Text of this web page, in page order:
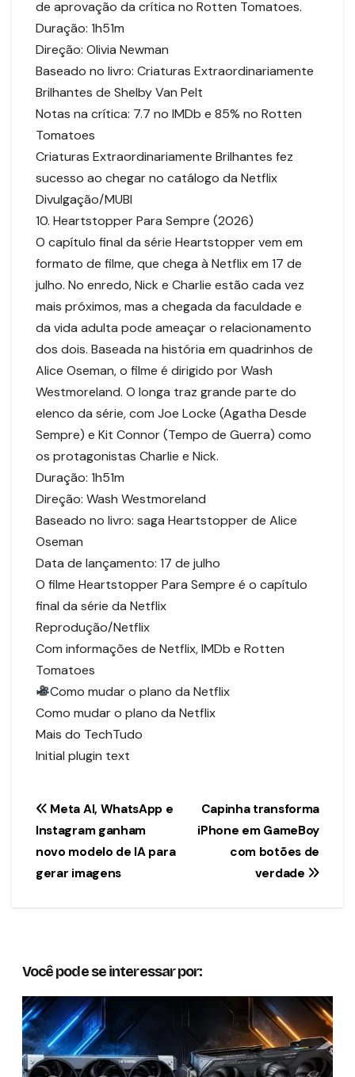
de aprovação da crítica no Rotten Tomatoes.
Duração: 1h51m
Direção: Olivia Newman
Baseado no livro: Criaturas Extraordinariamente
Brilhantes de Shelby Van Pelt
Notas na crítica: 7.7 no IMDb e 85% no Rotten
Tomatoes
Criaturas Extraordinariamente Brilhantes fez
sucesso ao chegar no catálogo da Netflix
Divulgação/MUBI
10. Heartstopper Para Sempre (2026)
O capítulo final da série Heartstopper vem em
formato de filme, que chega à Netflix em 17 de
julho. No enredo, Nick e Charlie estão cada vez
mais próximos, mas a chegada da faculdade e
da vida adulta pode ameaçar o relacionamento
dos dois. Baseada na história em quadrinhos de
Alice Oseman, o filme é dirigido por Wash
Westmoreland. O longa traz grande parte do
elenco da série, com Joe Locke (Agatha Desde
Sempre) e Kit Connor (Tempo de Guerra) como
os protagonistas Charlie e Nick.
Duração: 1h51m
Direção: Wash Westmoreland
Baseado no livro: saga Heartstopper de Alice
Oseman
Data de lançamento: 17 de julho
O filme Heartstopper Para Sempre é o capítulo
final da série da Netflix
Reprodução/Netflix
Com informações de Netflix, IMDb e Rotten
Tomatoes
Como mudar o plano da Netflix
Como mudar o plano da Netflix
Mais do TechTudo
Initial plugin text
Navegação
de
Post
Capinha transforma
iPhone em GameBoy
com botões de
verdade
Meta AI, WhatsApp e
Instagram ganham
novo modelo de IA para
gerar imagens
Você pode se interessar por: